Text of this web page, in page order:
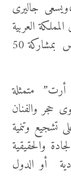
جاليرى
العربية
السعودية عن طريق إقامة أول معرض بمشاركة 50
أرت” متمثلة
حجر والفنان
وتنمية
والحقيقية
أو الدول